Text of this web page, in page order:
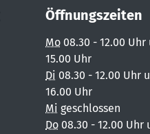
Öffnungszeiten
Mo 08.30 - 12.00 Uhr
15.00 Uhr
Di 08.30 - 12.00 Uhr
16.00 Uhr
Mi geschlossen
Do 08.30 - 12.00 Uhr